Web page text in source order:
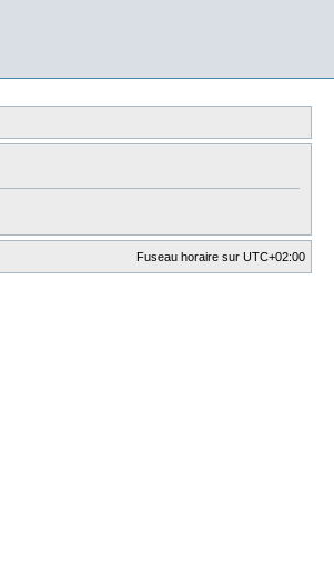
Fuseau horaire sur UTC+02:00